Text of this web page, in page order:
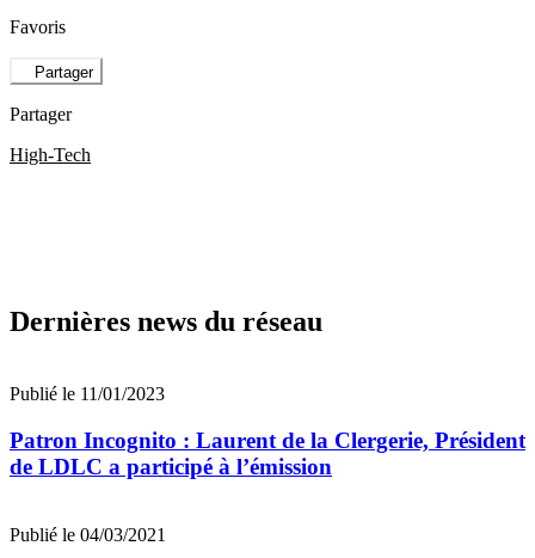
Favoris
Partager
Partager
High-Tech
Dernières news du réseau
Publié le 11/01/2023
Patron Incognito : Laurent de la Clergerie, Président
de LDLC a participé à l’émission
Publié le 04/03/2021